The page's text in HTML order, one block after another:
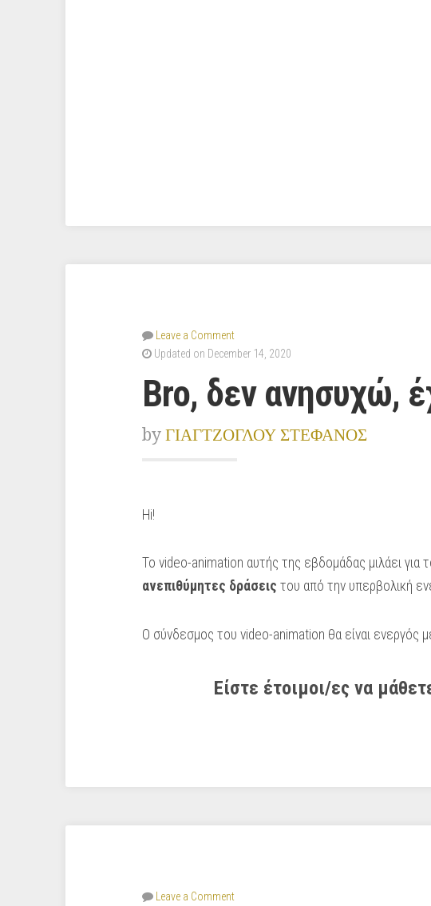
Leave a Comment
Updated on December 14, 2020
Bro, δεν ανησυχώ,
by ΓΙΑΓΤΖΟΓΛΟΥ ΣΤΕΦΑΝΟΣ
Hi!
To video-animation αυτής της εβδομάδας μιλάει
ανεπιθύμητες δράσεις του από την υπερβολική
Ο σύνδεσμος του video-animation θα είναι ενεργός
Είστε έτοιμοι/ες να
Leave a Comment